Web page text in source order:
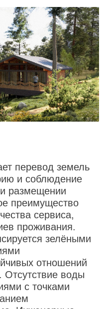
перевод земель
и соблюдение
размещении
преимущество
сервиса,
проживания.
зелёными
отношений
воды
с точками